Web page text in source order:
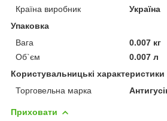
Країна виробник
Україна
Упаковка
Вага
0.007 кг
Об`єм
0.007 л
Користувальницькі характеристики
Торговельна марка
Приховати